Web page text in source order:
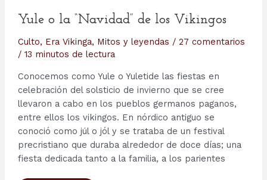
Yule o la “Navidad” de los Vikingos
Culto, Era Vikinga, Mitos y leyendas / 27 comentarios
/ 13 minutos de lectura
Conocemos como Yule o Yuletide las fiestas en
celebración del solsticio de invierno que se cree
llevaron a cabo en los pueblos germanos paganos,
entre ellos los vikingos. En nórdico antiguo se
conoció como júl o jól y se trataba de un festival
precristiano que duraba alrededor de doce días; una
fiesta dedicada tanto a la familia, a los parientes